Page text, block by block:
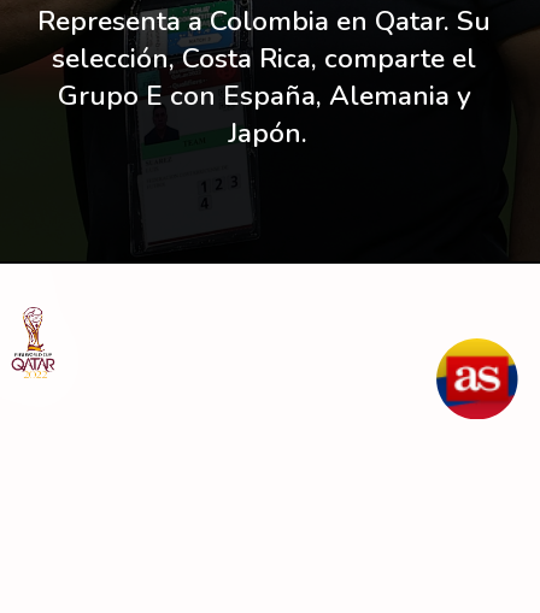
Representa a Colombia en Qatar. Su
selección, Costa Rica, comparte el
Grupo E con España, Alemania y
Japón.